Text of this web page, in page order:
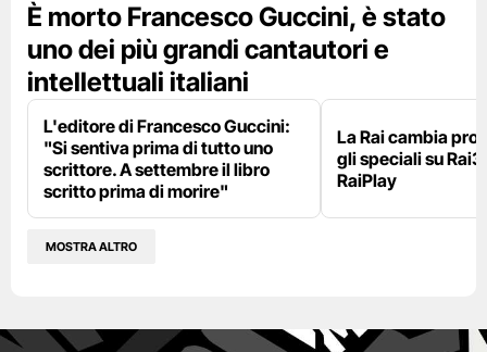
È morto Francesco Guccini, è stato
uno dei più grandi cantautori e
intellettuali italiani
L'editore di Francesco Guccini:
"Si sentiva prima di tutto uno
scrittore. A settembre il libro
scritto prima di morire"
La Rai cambia
gli speciali su
RaiPlay
MOSTRA ALTRO